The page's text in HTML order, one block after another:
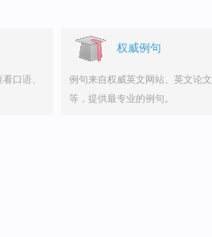
口语、
权威例句
例句来自权威英文网站、英文论文
等，提供最专业的例句。